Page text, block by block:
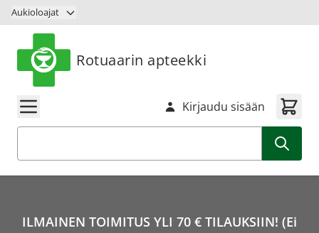
Siirry sisältöön
Aukioloajat
Rotuaarin apteekki
Kirjaudu sisään
ILMAINEN TOIMITUS YLI 70 € TILAUKSIIN! (Ei